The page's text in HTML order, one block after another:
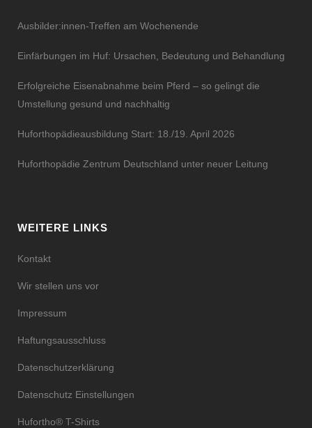
Ausbilder:innen-Treffen am Wochenende
Einfärbungen im Huf: Ursachen, Bedeutung und Behandlung
Erfolgreiche Eisenabnahme beim Pferd – so gelingt die
Umstellung gesund und nachhaltig
Huforthopädieausbildung Start: 18./19. April 2026
Huforthopädie Zentrum Deutschland unter neuer Leitung
WEITERE LINKS
Kontakt
Wir stellen uns vor
Impressum
Haftungsausschluss
Datenschutzerklärung
Datenschutz Einstellungen
Hufortho® T-Shirts